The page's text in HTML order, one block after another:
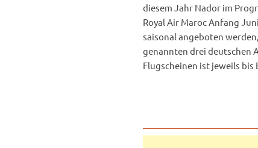
diesem Jahr Nador im
Royal Air Maroc Anfang
saisonal angeboten
genannten drei deutschen
Flugscheinen ist jeweils bis